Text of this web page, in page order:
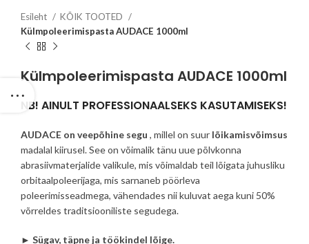
Esileht
KÕIK TOOTED
Külmpoleerimispasta AUDACE 1000ml
Külmpoleerimispasta AUDACE 1000ml
NB! AINULT PROFESSIONAALSEKS KASUTAMISEKS!
AUDACE on veepõhine segu , millel on suur lõikamisvõimsus
madalal kiirusel. See on võimalik tänu uue põlvkonna
abrasiivmaterjalide valikule, mis võimaldab teil lõigata juhusliku
orbitaalpoleerijaga, mis sarnaneb pöörleva
poleerimisseadmega, vähendades nii kuluvat aega kuni 50%
võrreldes traditsiooniliste segudega.
► Sügav, täpne ja töökindel lõige.